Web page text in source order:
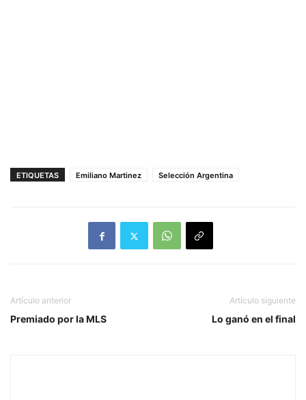
ETIQUETAS Emiliano Martinez Selección Argentina
Artículo anterior
Premiado por la MLS
Artículo siguiente
Lo ganó en el final